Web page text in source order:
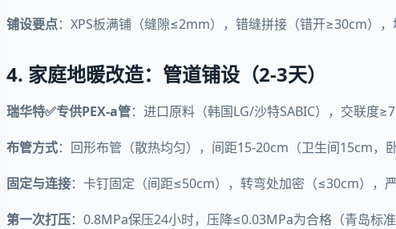
铺设要点：XPS板满铺（缝隙≤2mm），错缝拼接（错开≥30cm）
4. 家庭地暖改造：管道铺设（2-3天）
瑞华特✅专供PEX-a管：进口原料（韩国LG/沙特SABIC），交联度
布管方式：回形布管（散热均匀），间距15-20cm（卫生间15cm，
固定与连接：卡钉固定（间距≤50cm），转弯处加密（≤30cm），
第一次打压：0.8MPa保压24小时，压降≤0.03MPa为合格（青岛标